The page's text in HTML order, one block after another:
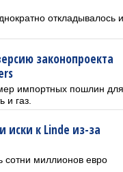
откладывалось
законопроекта
импортных пошлин для
и газ.
иски к Linde из-за
сотни миллионов евро